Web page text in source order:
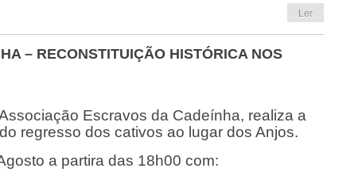
Ler
– RECONSTITUIÇÃO HISTÓRICA NOS
Escravos da Cadeínha, realiza a
regresso dos cativos ao lugar dos Anjos.
a partira das 18h00 com: